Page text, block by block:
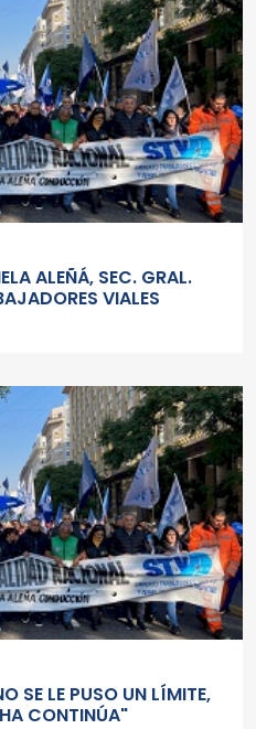
ALEÑÁ, SEC. GRAL.
VIALES
SE LE PUSO UN LÍMITE,
CONTINÚA"